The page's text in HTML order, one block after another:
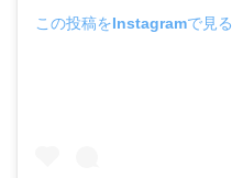
この投稿をInstagramで見る